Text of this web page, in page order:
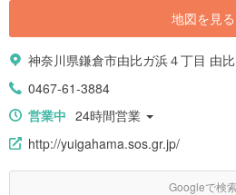
地図を見る
神奈川県鎌倉市由比ガ浜４丁目 由
0467-61-3884
営業中 24時間営業
http://yuigahama.sos.gr.jp/
Googleで検